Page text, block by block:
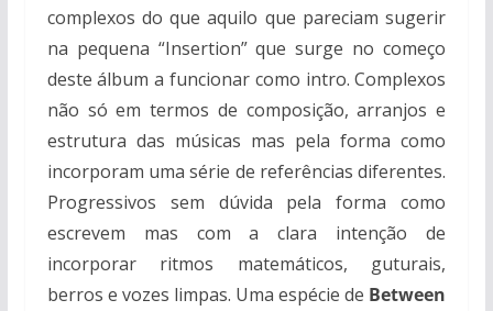
complexos do que aquilo que pareciam sugerir
na pequena “Insertion” que surge no começo
deste álbum a funcionar como intro. Complexos
não só em termos de composição, arranjos e
estrutura das músicas mas pela forma como
incorporam uma série de referências diferentes.
Progressivos sem dúvida pela forma como
escrevem mas com a clara intenção de
incorporar ritmos matemáticos, guturais,
berros e vozes limpas. Uma espécie de Between